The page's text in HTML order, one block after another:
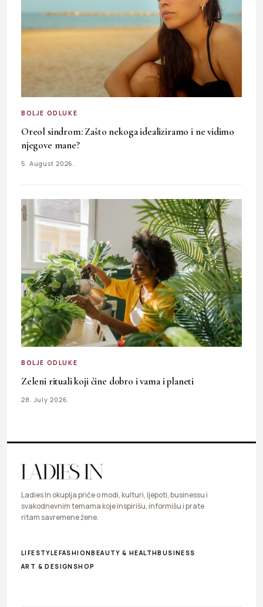
BOLJE ODLUKE
Oreol sindrom: Zašto nekoga idealiziramo i ne vidimo
njegove mane?
5. August 2026.
BOLJE ODLUKE
Zeleni rituali koji čine dobro i vama i planeti
28. July 2026.
Ladies In okuplja priče o modi, kulturi, ljepoti, businessu i
svakodnevnim temama koje inspirišu, informišu i prate
ritam savremene žene.
LIFESTYLEFASHIONBEAUTY & HEALTHBUSINESS
ART & DESIGN SHOP